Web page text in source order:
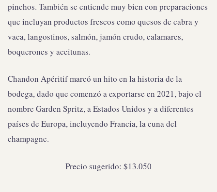
pinchos. También se entiende muy bien con preparaciones
que incluyan productos frescos como quesos de cabra y
vaca, langostinos, salmón, jamón crudo, calamares,
boquerones y aceitunas.
Chandon Apéritif marcó un hito en la historia de la
bodega, dado que comenzó a exportarse en 2021, bajo el
nombre Garden Spritz, a Estados Unidos y a diferentes
países de Europa, incluyendo Francia, la cuna del
champagne.
Precio sugerido: $13.050